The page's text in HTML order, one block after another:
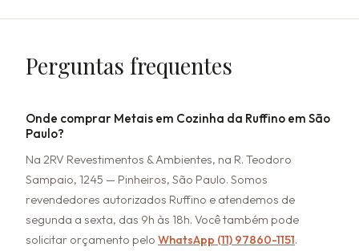
Perguntas frequentes
Onde comprar Metais em Cozinha da Ruffino em São
Paulo?
Na 2RV Revestimentos & Ambientes, na R. Teodoro
Sampaio, 1245 — Pinheiros, São Paulo. Somos
revendedores autorizados Ruffino e atendemos de
segunda a sexta, das 9h às 18h. Você também pode
solicitar orçamento pelo WhatsApp (11) 97860-1151.